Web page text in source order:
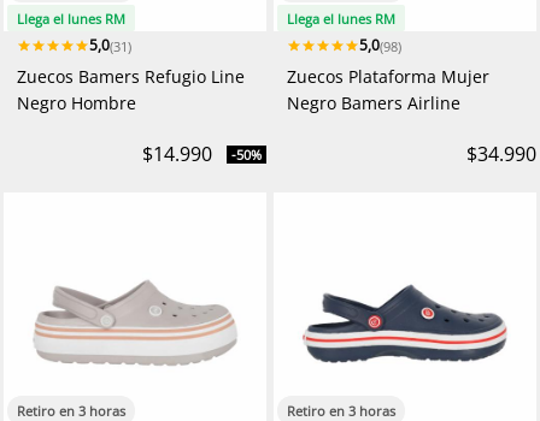
Llega el lunes RM
5,0(31)
Zuecos Bamers Refugio Line
Negro Hombre
$14.990 -50%
Llega el lunes RM
5,0(98)
Zuecos Plataforma Mujer
Negro Bamers Airline
$34.990
Retiro en 3 horas
Retiro en 3 horas